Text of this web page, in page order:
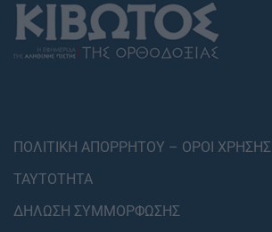
ΠΟΛΙΤΙΚΗ ΑΠΟΡΡΗΤΟΥ – ΟΡΟΙ ΧΡΗΣΗΣ
ΤΑΥΤΟΤΗΤΑ
ΔΗΛΩΣΗ ΣΥΜΜΟΡΦΩΣΗΣ